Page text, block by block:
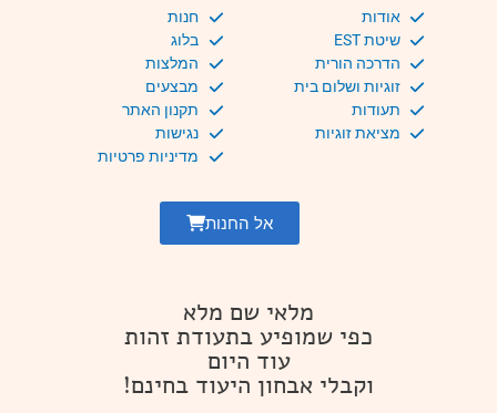
אודות
שיטת EST
הדרכה הורית
זוגיות ושלום בית
תעודות
מציאת זוגיות
חנות
בלוג
המלצות
מבצעים
תקנון האתר
נגישות
מדיניות פרטיות
אל החנות
מלאי שם מלא
כפי שמופיע בתעודת זהות
עוד היום
וקבלי אבחון היעוד בחינם!